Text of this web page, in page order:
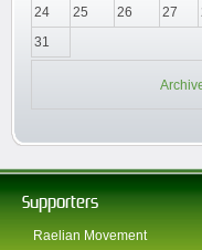
24
25 26 27
31
Supporters
Raelian Movement